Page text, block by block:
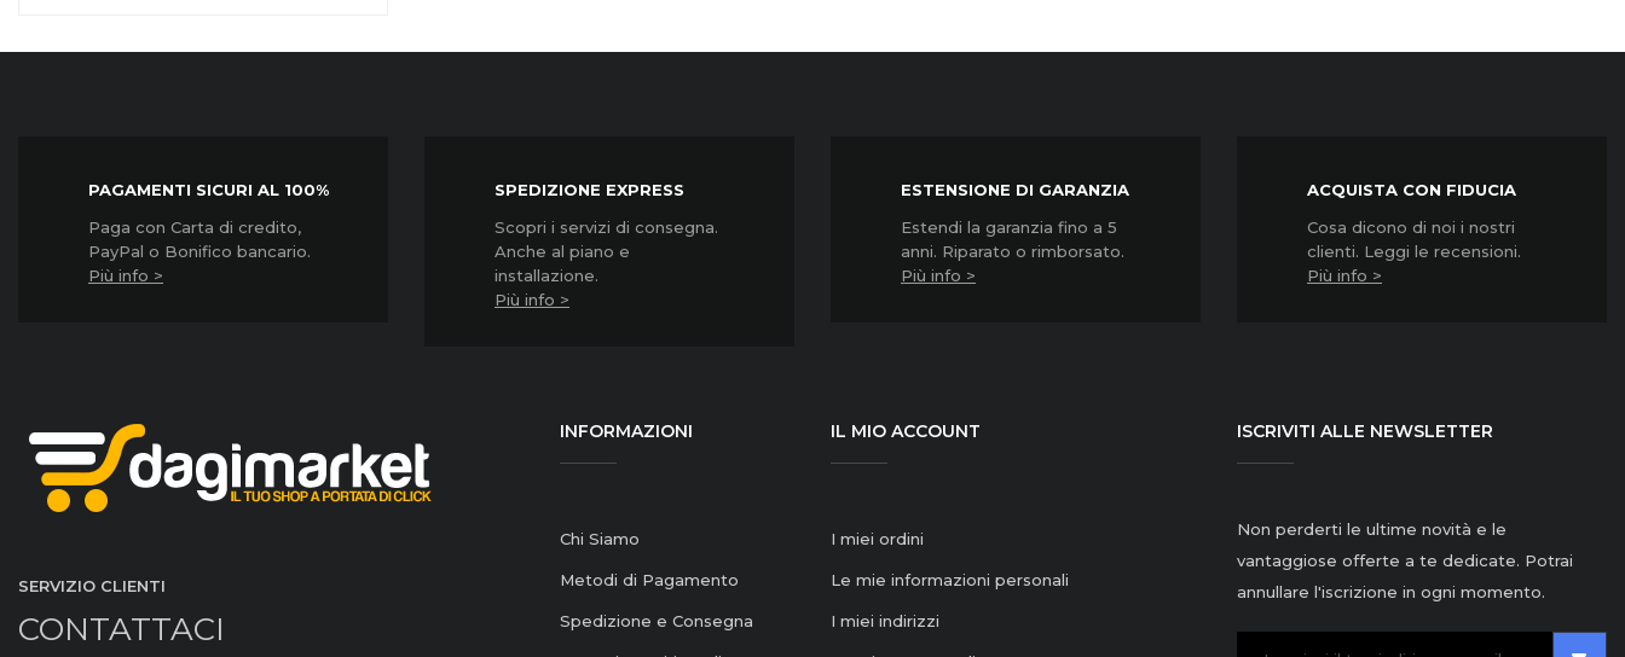
PAGAMENTI SICURI AL 100%
Paga con Carta di credito,
PayPal o Bonifico bancario.
Più info >
SPEDIZIONE EXPRESS
Scopri i servizi di consegna.
Anche al piano e
installazione.
Più info >
ESTENSIONE DI GARANZIA
Estendi la garanzia fino a 5
anni. Riparato o rimborsato.
Più info >
ACQUISTA CON FIDUCIA
Cosa dicono di noi i nostri
clienti. Leggi le recensioni.
Più info >
SERVIZIO CLIENTI
CONTATTACI
INFORMAZIONI
Chi Siamo
Metodi di Pagamento
Spedizione e Consegna
IL MIO ACCOUNT
I miei ordini
Le mie informazioni personali
I miei indirizzi
ISCRIVITI ALLE NEWSLETTER
Non perderti le ultime novità e le
vantaggiose offerte a te dedicate. Potrai
annullare l'iscrizione in ogni momento.